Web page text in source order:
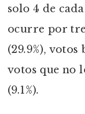
solo 4 de
ocurre por
(29.9%), votos
votos que no
(9.1%).